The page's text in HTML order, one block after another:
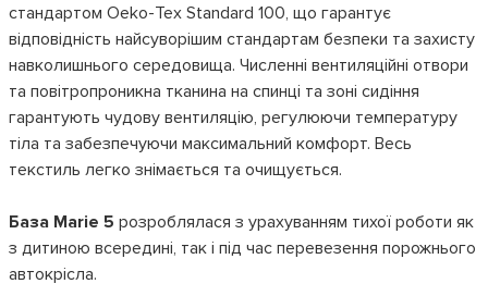
стандартом Oeko-Tex Standard 100, що гарантує
відповідність найсуворішим стандартам безпеки та захисту
навколишнього середовища. Численні вентиляційні отвори
та повітропроникна тканина на спинці та зоні сидіння
гарантують чудову вентиляцію, регулюючи температуру
тіла та забезпечуючи максимальний комфорт. Весь
текстиль легко знімається та очищується.
База Marie 5 розроблялася з урахуванням тихої роботи як
з дитиною всередині, так і під час перевезення порожнього
автокрісла.